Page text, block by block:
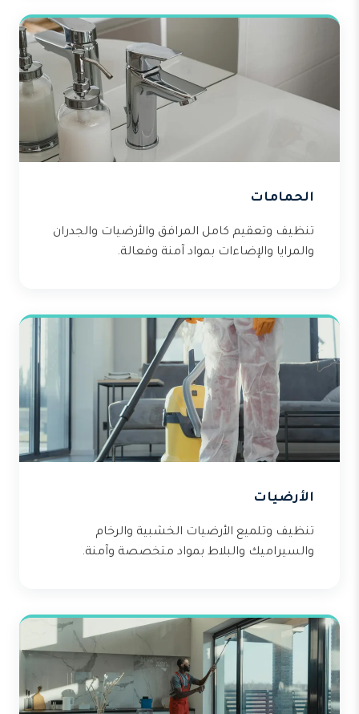
الحمامات
تنظيف وتعقيم كامل المرافق والأرضيات والجدران
والمرايا والإضاءات بمواد آمنة وفعالة.
الأرضيات
تنظيف وتلميع الأرضيات الخشبية والرخام
والسيراميك والبلاط بمواد متخصصة وآمنة.